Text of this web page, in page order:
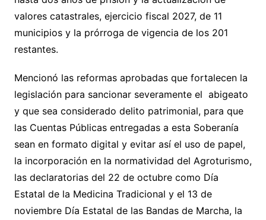
valores catastrales, ejercicio fiscal 2027, de 11
municipios y la prórroga de vigencia de los 201
restantes.
Mencionó las reformas aprobadas que fortalecen la
legislación para sancionar severamente el abigeato
y que sea considerado delito patrimonial, para que
las Cuentas Públicas entregadas a esta Soberanía
sean en formato digital y evitar así el uso de papel,
la incorporación en la normatividad del Agroturismo,
las declaratorias del 22 de octubre como Día
Estatal de la Medicina Tradicional y el 13 de
noviembre Día Estatal de las Bandas de Marcha, la